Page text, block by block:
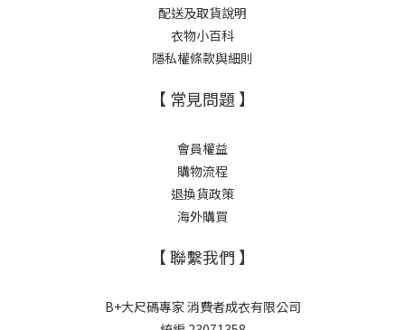
配送及取貨說明
衣物小百科
隱私權條款與細則
【 常見問題 】
會員權益
購物流程
退換貨政策
海外購買
【 聯繫我們 】
B+大尺碼專家 消費者成衣有限公司